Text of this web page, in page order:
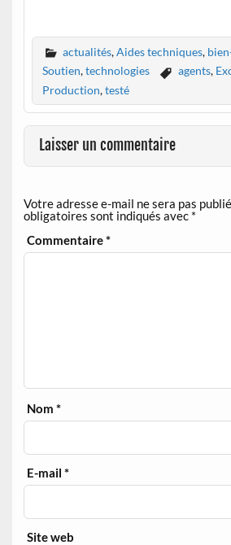
actualités,Aides techniques,
Soutien,technologies agents,
Production,testé
Laisser un commentaire
Votre adresse e-mail ne sera pas
obligatoires sont indiqués avec *
Commentaire*
Nom*
E-mail*
Site web